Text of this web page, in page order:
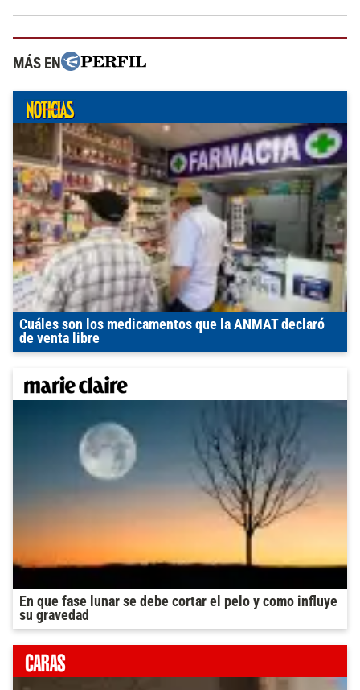
MÁS EN
Cuáles son los medicamentos que la ANMAT declaró
de venta libre
En que fase lunar se debe cortar el pelo y como influye
su gravedad